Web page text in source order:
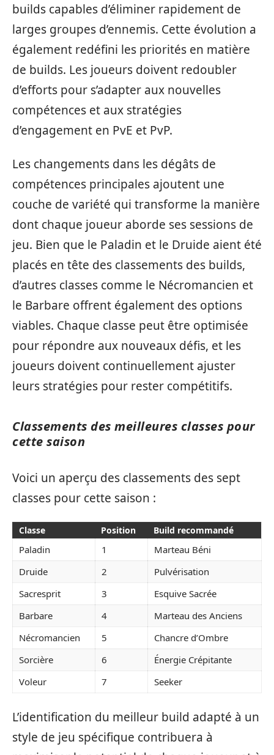
builds capables d’éliminer rapidement de
larges groupes d’ennemis. Cette évolution a
également redéfini les priorités en matière
de builds. Les joueurs doivent redoubler
d’efforts pour s’adapter aux nouvelles
compétences et aux stratégies
d’engagement en PvE et PvP.
Les changements dans les dégâts de
compétences principales ajoutent une
couche de variété qui transforme la manière
dont chaque joueur aborde ses sessions de
jeu. Bien que le Paladin et le Druide aient été
placés en tête des classements des builds,
d’autres classes comme le Nécromancien et
le Barbare offrent également des options
viables. Chaque classe peut être optimisée
pour répondre aux nouveaux défis, et les
joueurs doivent continuellement ajuster
leurs stratégies pour rester compétitifs.
Classements des meilleures classes pour
cette saison
Voici un aperçu des classements des sept
classes pour cette saison :
Classe Position Build recommandé
Paladin 1
Marteau Béni
Druide
2
Pulvérisation
Sacresprit
3
Esquive Sacrée
Barbare
4
Marteau des Anciens
Nécromancien
5
Chancre d’Ombre
Sorcière
6
Énergie Crépitante
Voleur
7 Seeker
L’identification du meilleur build adapté à un
style de jeu spécifique contribuera à